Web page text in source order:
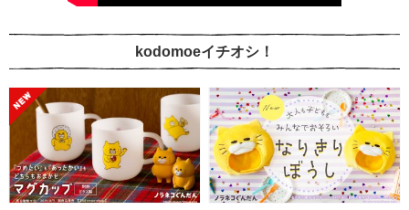
kodomoeイチオシ！